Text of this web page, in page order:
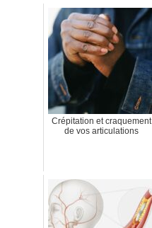
Crépitation et craquement
de vos articulations